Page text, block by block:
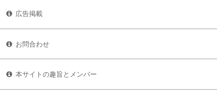
広告掲載
お問合わせ
本サイトの趣旨とメンバー